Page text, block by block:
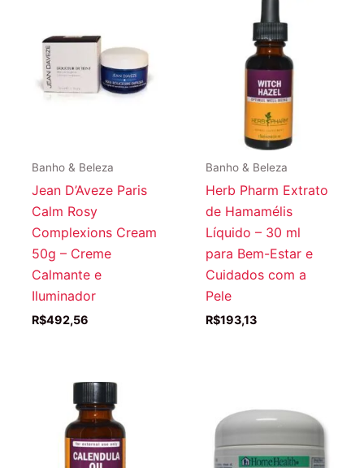
Banho & Beleza
Jean D’Aveze Paris
Calm Rosy
Complexions Cream
50g – Creme
Calmante e
Iluminador
R$492,56
Banho & Beleza
Herb Pharm Extrato
de Hamamélis
Líquido – 30 ml
para Bem-Estar e
Cuidados com a
Pele
R$193,13